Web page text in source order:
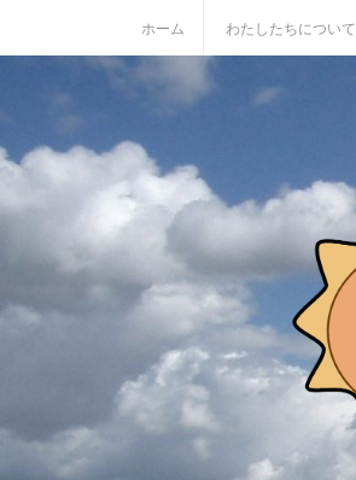
i
c
n
ホーム わたしたちについて